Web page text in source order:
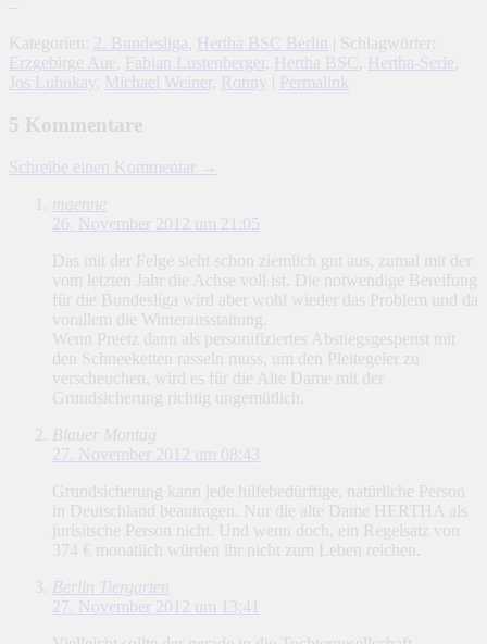
Kategorien:
2. Bundesliga Hertha BSC Berlin
| Schlagwörter:
Erzgebirge Aue
Fabian Lustenberger Hertha BSC Hertha-Serie
Jos Luhukay
Michael Weiner Ronny Permalink
5 Kommentare
Schreibe einen Kommentar →
maenne
26. November 2012 um 21:05
Das mit der Felge sieht schon ziemlich gut aus, zumal mit der
vom letzten Jahr die Achse voll ist. Die notwendige Bereifung
für die Bundesliga wird aber wohl wieder das Problem und da
vorallem die Winterausstattung.
Wenn Preetz dann als personifiziertes Abstiegsgespenst mit
den Schneeketten rasseln muss, um den Pleitegeier zu
verscheuchen, wird es für die Alte Dame mit der
Grundsicherung richtig ungemütlich.
Blauer Montag
27. November 2012 um 08:43
Grundsicherung kann jede hilfebedürftige, natürliche Person
in Deutschland beantragen. Nur die alte Dame HERTHA als
jurisitsche Person nicht. Und wenn doch, ein Regelsatz von
374 € monatlich würden ihr nicht zum Leben reichen.
Berlin Tiergarten
27. November 2012 um 13:41